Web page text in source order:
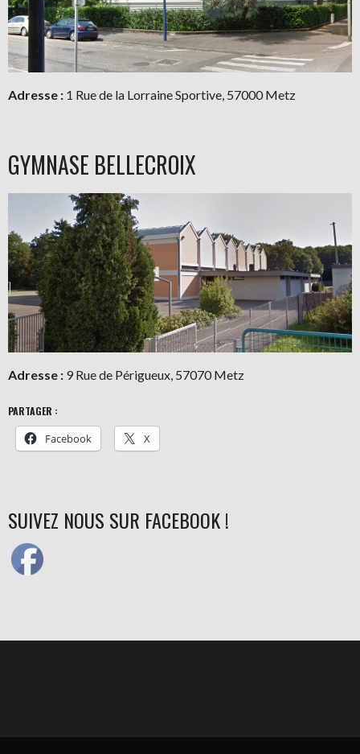
Adresse : 1 Rue de la Lorraine Sportive, 57000 Metz
GYMNASE BELLECROIX
Adresse : 9 Rue de Périgueux, 57070 Metz
PARTAGER :
Facebook X
SUIVEZ NOUS SUR FACEBOOK !